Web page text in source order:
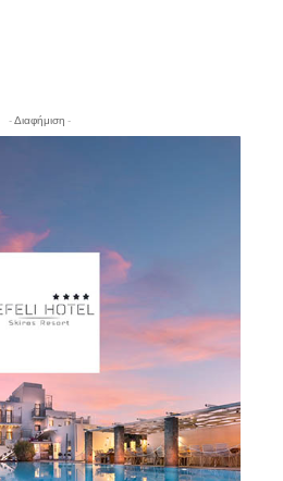
- Διαφήμιση -